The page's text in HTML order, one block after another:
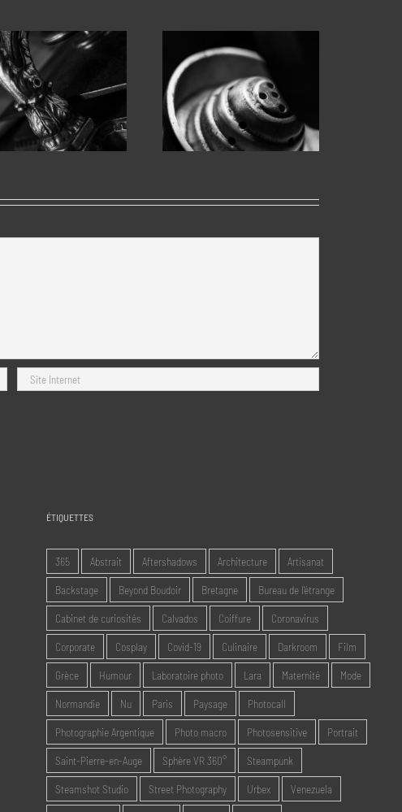
ÉTIQUETTES
365 Abstrait Aftershadows Architecture Artisanat
Backstage Beyond Boudoir Bretagne Bureau de l'étrange
Cabinet de curiosités Calvados Coiffure Coronavirus
Corporate Cosplay Covid-19 Culinaire Darkroom Film
Grèce Humour Laboratoire photo Lara Maternité Mode
Normandie Nu Paris Paysage Photocall
Photographie Argentique Photo macro Photosensitive Portrait
Saint-Pierre-en-Auge Sphère VR 360° Steampunk
Steamshot Studio Street Photography Urbex Venezuela